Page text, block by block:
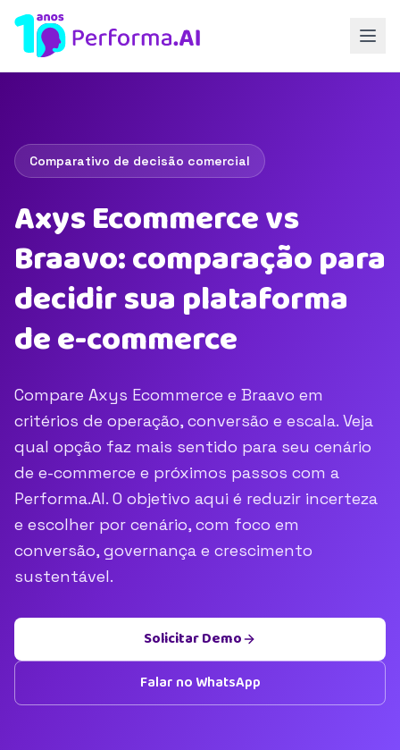
Comparativo de decisão comercial
Axys Ecommerce vs
Braavo: comparação para
decidir sua plataforma
de e-commerce
Compare Axys Ecommerce e Braavo em
critérios de operação, conversão e escala. Veja
qual opção faz mais sentido para seu cenário
de e-commerce e próximos passos com a
Performa.AI. O objetivo aqui é reduzir incerteza
e escolher por cenário, com foco em
conversão, governança e crescimento
sustentável.
Solicitar Demo
Falar no WhatsApp